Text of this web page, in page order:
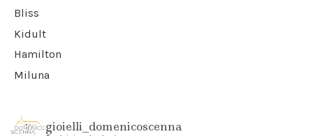
Bliss
Kidult
Hamilton
Miluna
gioielli_domenicoscenna